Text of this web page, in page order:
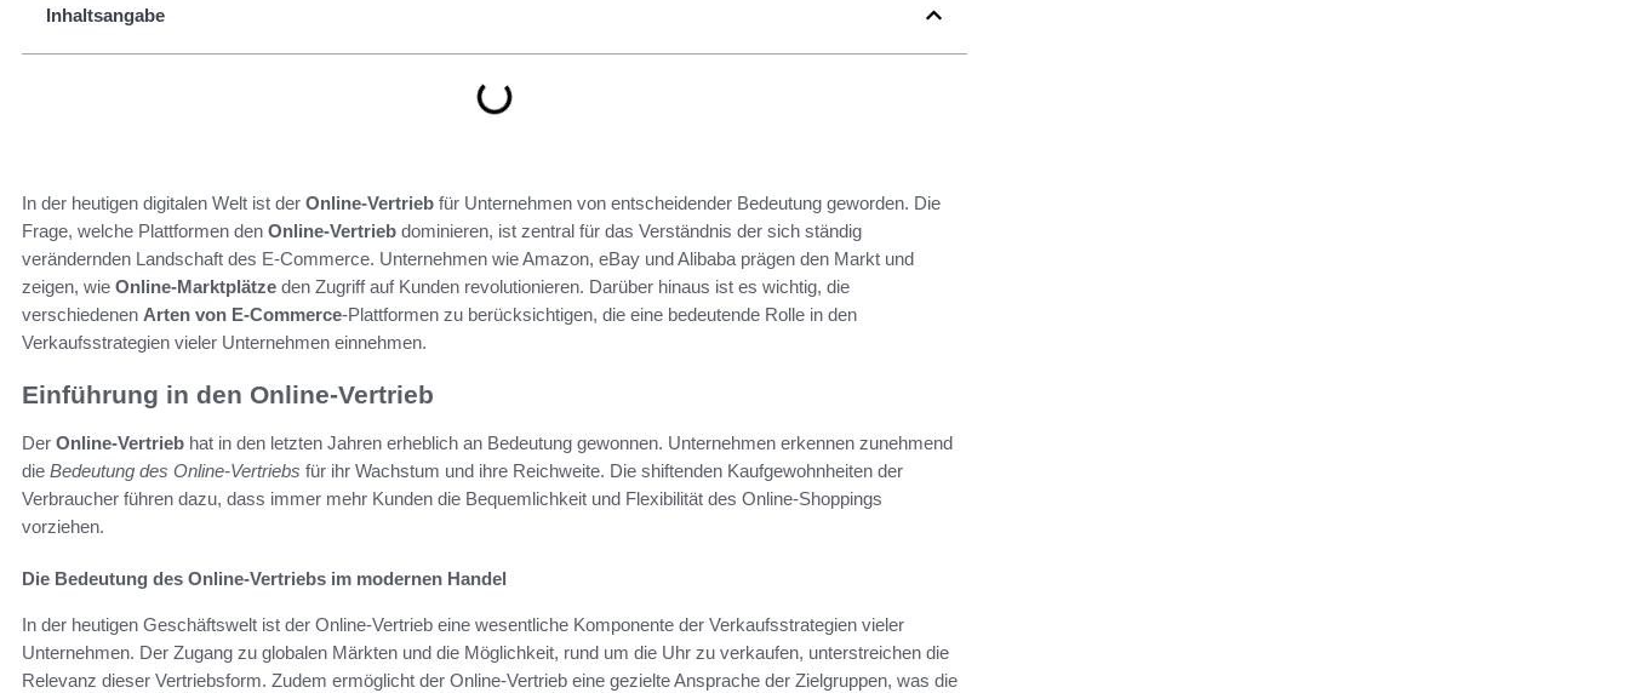
Inhaltsangabe
In der heutigen digitalen Welt ist der Online-Vertrieb für Unternehmen von entscheidender Bedeutung geworden. Die
Frage, welche Plattformen den Online-Vertrieb dominieren, ist zentral für das Verständnis der sich ständig
verändernden Landschaft des E-Commerce. Unternehmen wie Amazon, eBay und Alibaba prägen den Markt und
zeigen, wie Online-Marktplätze den Zugriff auf Kunden revolutionieren. Darüber hinaus ist es wichtig, die
verschiedenen Arten von E-Commerce-Plattformen zu berücksichtigen, die eine bedeutende Rolle in den
Verkaufsstrategien vieler Unternehmen einnehmen.
Einführung in den Online-Vertrieb
Der Online-Vertrieb hat in den letzten Jahren erheblich an Bedeutung gewonnen. Unternehmen erkennen zunehmend
die Bedeutung des Online-Vertriebs für ihr Wachstum und ihre Reichweite. Die shiftenden Kaufgewohnheiten der
Verbraucher führen dazu, dass immer mehr Kunden die Bequemlichkeit und Flexibilität des Online-Shoppings
vorziehen.
Die Bedeutung des Online-Vertriebs im modernen Handel
In der heutigen Geschäftswelt ist der Online-Vertrieb eine wesentliche Komponente der Verkaufsstrategien vieler
Unternehmen. Der Zugang zu globalen Märkten und die Möglichkeit, rund um die Uhr zu verkaufen, unterstreichen die
Relevanz dieser Vertriebsform. Zudem ermöglicht der Online-Vertrieb eine gezielte Ansprache der Zielgruppen, was die